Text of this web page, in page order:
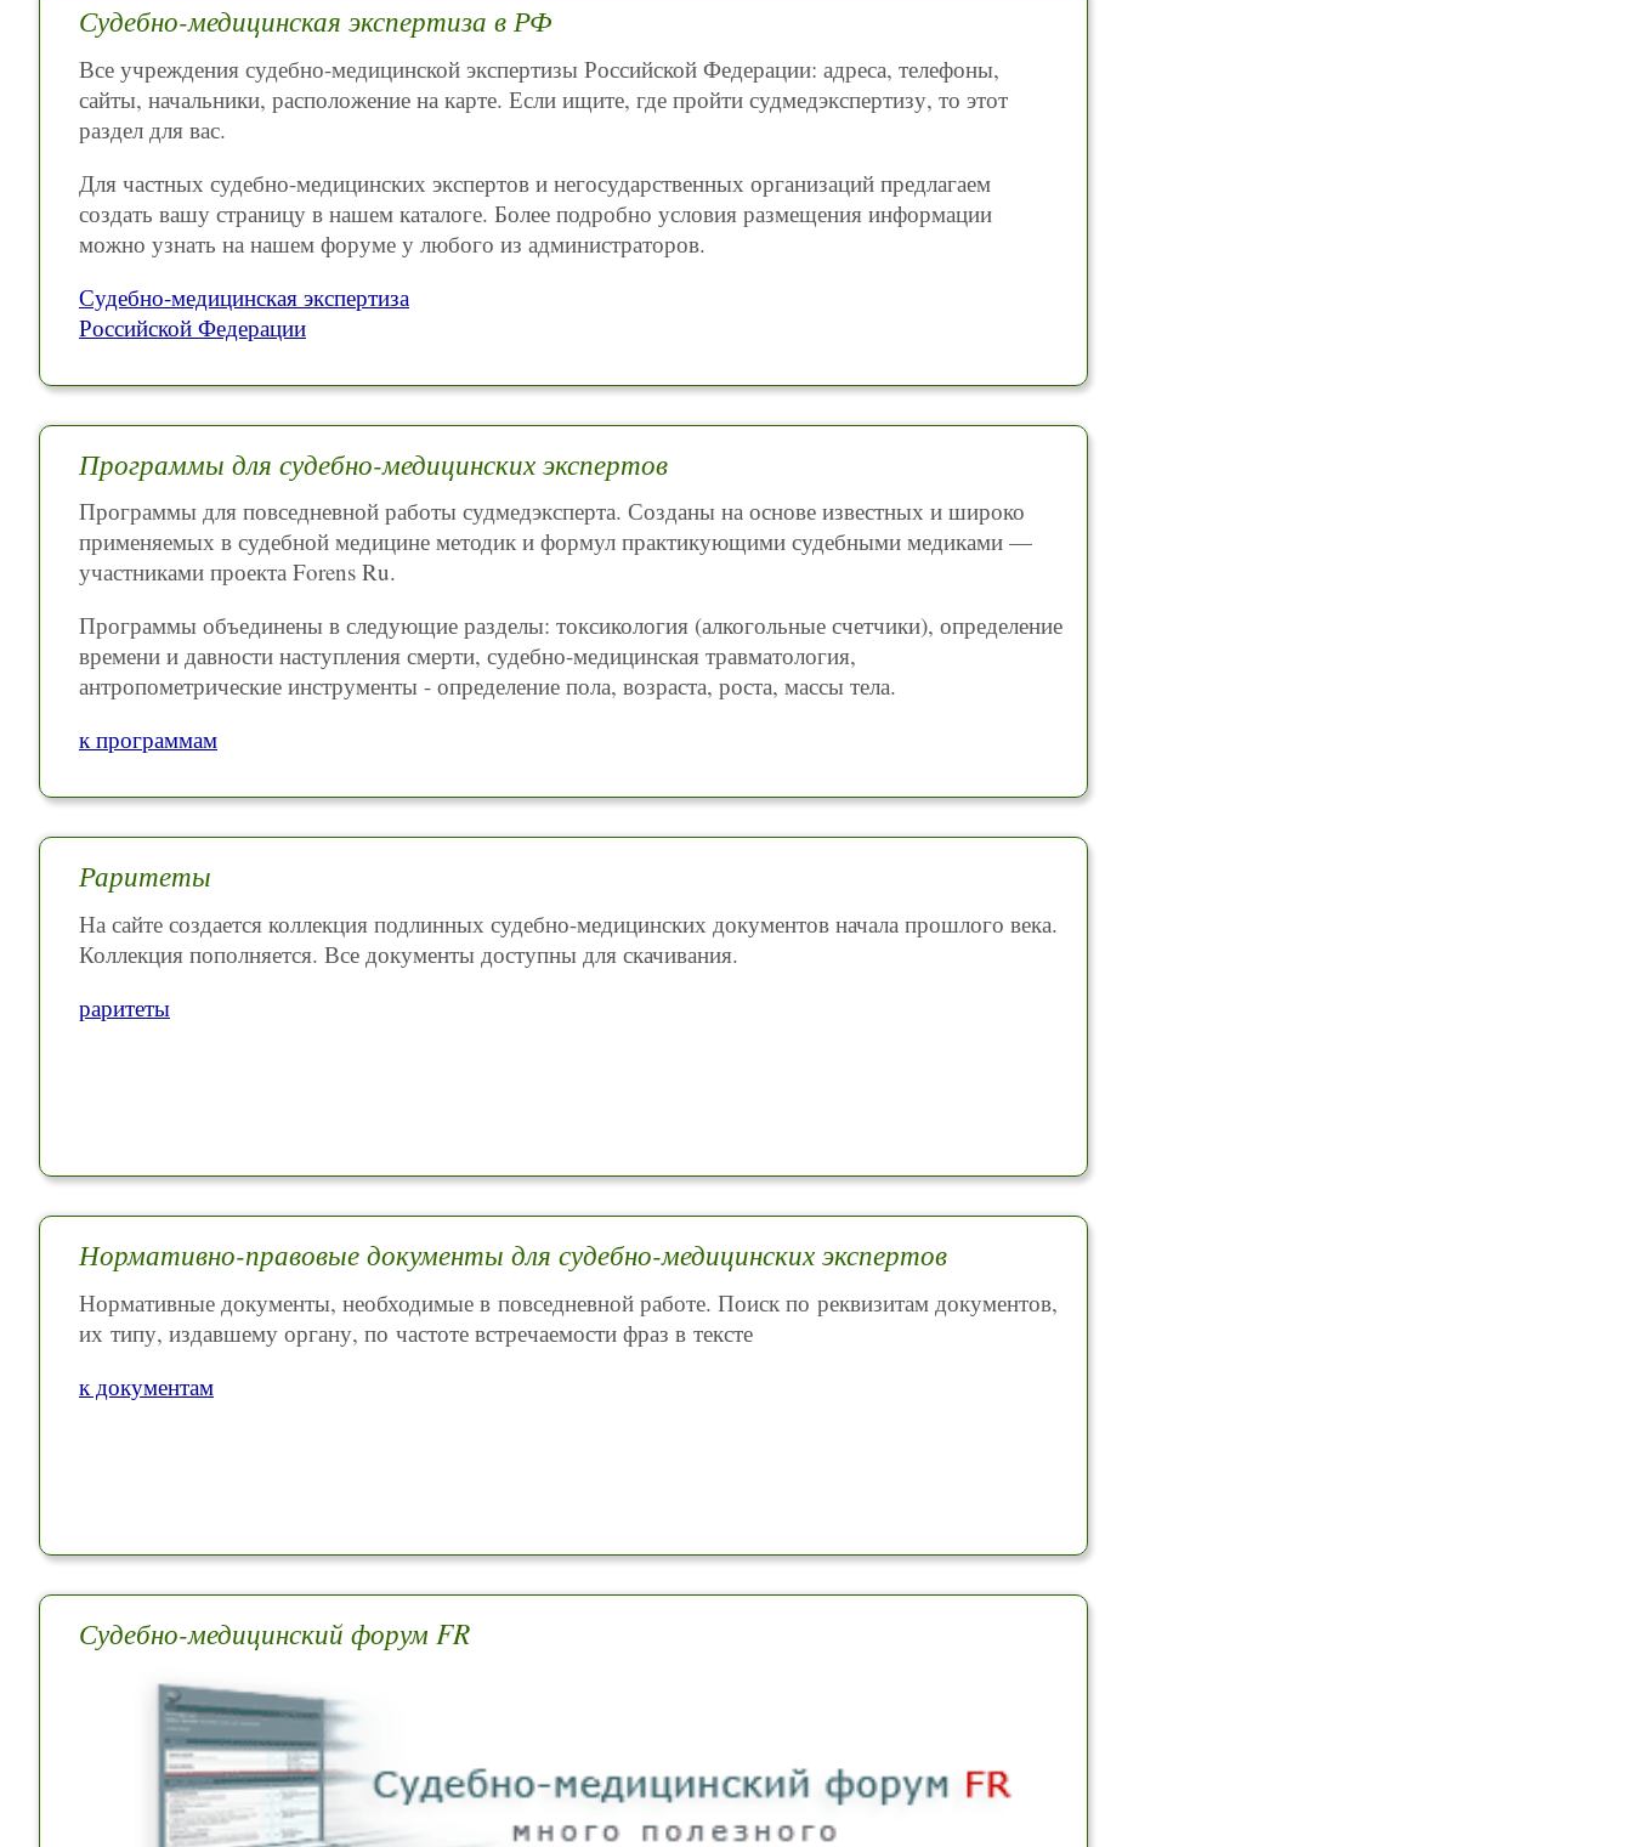
Судебно-медицинская экспертиза в РФ
Все учреждения судебно-медицинской экспертизы Российской Федерации: адреса, телефоны,
сайты, начальники, расположение на карте. Если ищите, где пройти судмедэкспертизу, то этот
раздел для вас.
Для частных судебно-медицинских экспертов и негосударственных организаций предлагаем
создать вашу страницу в нашем каталоге. Более подробно условия размещения информации
можно узнать на нашем форуме у любого из администраторов.
Судебно-медицинская экспертиза
Российской Федерации
Программы для судебно-медицинских экспертов
Программы для повседневной работы судмедэксперта. Созданы на основе известных и широко
применяемых в судебной медицине методик и формул практикующими судебными медиками —
участниками проекта Forens Ru.
Программы объединены в следующие разделы: токсикология (алкогольные счетчики), определение
времени и давности наступления смерти, судебно-медицинская травматология,
антропометрические инструменты - определение пола, возраста, роста, массы тела.
к программам
Раритеты
На сайте создается коллекция подлинных судебно-медицинских документов начала прошлого века.
Коллекция пополняется. Все документы доступны для скачивания.
раритеты
Нормативно-правовые документы для судебно-медицинских экспертов
Нормативные документы, необходимые в повседневной работе. Поиск по реквизитам документов,
их типу, издавшему органу, по частоте встречаемости фраз в тексте
к документам
Судебно-медицинский форум FR